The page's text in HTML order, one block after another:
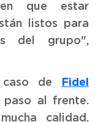
que estar
listos para
del grupo",
caso de
Fidel
paso al frente.
calidad,